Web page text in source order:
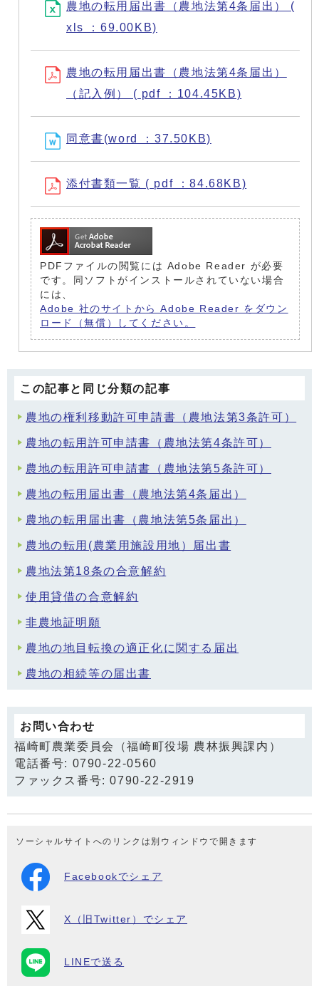
農地の転用届出書（農地法第4条届出） (
xls ：69.00KB)
農地の転用届出書（農地法第4条届出）
（記入例） ( pdf ：104.45KB)
同意書(word ：37.50KB)
添付書類一覧 ( pdf ：84.68KB)
PDFファイルの閲覧には Adobe Reader が必要
です。同ソフトがインストールされていない場合
には、
Adobe 社のサイトから Adobe Reader をダウン
ロード（無償）してください。
この記事と同じ分類の記事
農地の権利移動許可申請書（農地法第3条許可）
農地の転用許可申請書（農地法第4条許可）
農地の転用許可申請書（農地法第5条許可）
農地の転用届出書（農地法第4条届出）
農地の転用届出書（農地法第5条届出）
農地の転用(農業用施設用地）届出書
農地法第18条の合意解約
使用貸借の合意解約
非農地証明願
農地の地目転換の適正化に関する届出
農地の相続等の届出書
お問い合わせ
福崎町農業委員会（福崎町役場 農林振興課内）
電話番号: 0790-22-0560
ファックス番号: 0790-22-2919
ソーシャルサイトへのリンクは別ウィンドウで開きます
Facebookでシェア
X（旧Twitter）でシェア
LINEで送る